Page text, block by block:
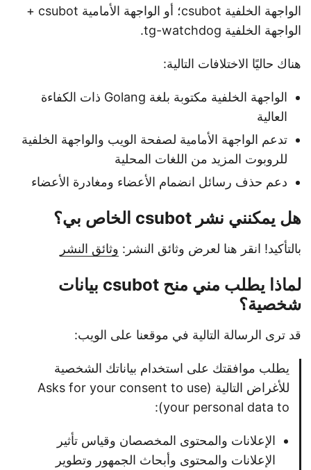
الواجهة الخلفية csubot؛ أو الواجهة الأمامية csubot +
الواجهة الخلفية tg-watchdog.
هناك حاليًا الاختلافات التالية:
الواجهة الخلفية مكتوبة بلغة Golang ذات الكفاءة
العالية
تدعم الواجهة الأمامية لصفحة الويب والواجهة الخلفية
للروبوت المزيد من اللغات المحلية
دعم حذف رسائل انضمام الأعضاء ومغادرة الأعضاء
هل يمكنني نشر csubot الخاص بي؟
بالتأكيد! انقر هنا لعرض وثائق النشر: وثائق النشر
لماذا يطلب مني منح csubot بيانات
شخصية؟
قد ترى الرسالة التالية في موقعنا على الويب:
يطلب موافقتك على استخدام بياناتك الشخصية
للأغراض التالية (Asks for your consent to use
your personal data to):
الإعلانات والمحتوى المخصصان وقياس تأثير
الإعلانات والمحتوى وأبحاث الجمهور وتطوير